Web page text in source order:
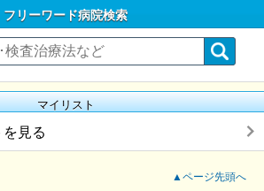
フリーワード病院検索
マイリスト
見る
▲ページ先頭へ